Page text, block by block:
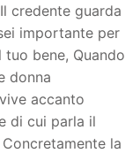
credente guarda
importante per
bene, Quando
donna
accanto
di cui parla il
la